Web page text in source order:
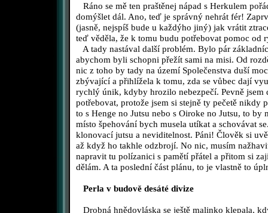
Ráno se mě ten praštěnej nápad s Herkulem
domýšlet dál. Ano, teď je správný nehrát fér!
(jasně, nejspíš bude u každýho jiný) jak vrátit
teď věděla, že k tomu budu potřebovat pomoc od
A tady nastával další problém. Bylo pár
abychom byli schopni přežít sami na misi. Od
nic z toho by tady na území Společenstva duší
zbývající a přihlížela k tomu, zda se vůbec dají
rychlý únik, kdyby hrozilo nebezpečí. Pevně jsem
potřebovat, protože jsem si stejně ty pečetě nikdy
to s Henge no Jutsu nebo s Oiroke no Jutsu, to
místo špehování bych musela utíkat a schovávat
klonovací jutsu a neviditelnost. Páni! Člověk si
až když ho takhle odzbrojí. No nic, musím
napravit tu polízanici s pamětí přátel a přitom si
dělám. A ta poslední část plánu, to je vlastně to
Perla v budově desáté divize
Drobná hnědovláska se ještě malinko klepala,